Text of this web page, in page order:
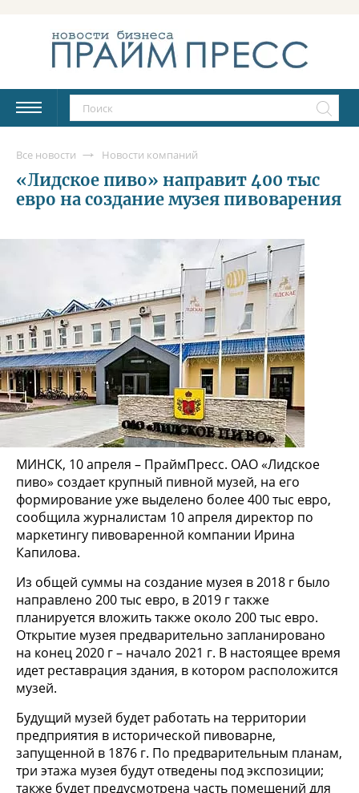
Все новости Новости компаний
«Лидское пиво» направит 400 тыс
евро на создание музея пивоварения
МИНСК, 10 апреля – ПраймПресс. ОАО «Лидское
пиво» создает крупный пивной музей, на его
формирование уже выделено более 400 тыс евро,
сообщила журналистам 10 апреля директор по
маркетингу пивоваренной компании Ирина
Капилова.
Из общей суммы на создание музея в 2018 г было
направлено 200 тыс евро, в 2019 г также
планируется вложить также около 200 тыс евро.
Открытие музея предварительно запланировано
на конец 2020 г – начало 2021 г. В настоящее время
идет реставрация здания, в котором расположится
музей.
Будущий музей будет работать на территории
предприятия в исторической пивоварне,
запущенной в 1876 г. По предварительным планам,
три этажа музея будут отведены под экспозиции;
также будет предусмотрена часть помещений для